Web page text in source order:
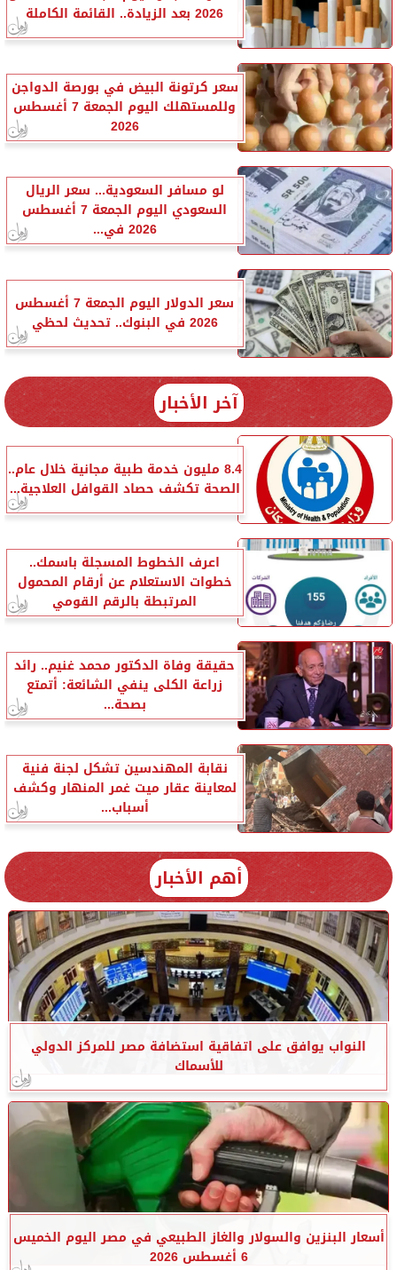
2026 بعد الزيادة.. القائمة الكاملة
سعر كرتونة البيض في بورصة الدواجن
وللمستهلك اليوم الجمعة 7 أغسطس
2026
لو مسافر السعودية... سعر الريال
السعودي اليوم الجمعة 7 أغسطس
2026 في...
سعر الدولار اليوم الجمعة 7 أغسطس
2026 في البنوك.. تحديث لحظي
آخر الأخبار
8.4 مليون خدمة طبية مجانية خلال عام..
الصحة تكشف حصاد القوافل العلاجية...
اعرف الخطوط المسجلة باسمك..
خطوات الاستعلام عن أرقام المحمول
المرتبطة بالرقم القومي
حقيقة وفاة الدكتور محمد غنيم.. رائد
زراعة الكلى ينفي الشائعة: أتمتع
بصحة...
نقابة المهندسين تشكل لجنة فنية
لمعاينة عقار ميت غمر المنهار وكشف
أسباب...
أهم الأخبار
النواب يوافق على اتفاقية استضافة مصر للمركز الدولي
للأسماك
أسعار البنزين والسولار والغاز الطبيعي في مصر اليوم الخميس
6 أغسطس 2026